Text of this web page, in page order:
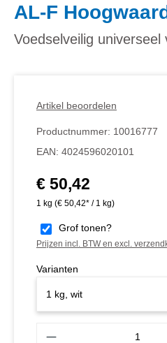
AL-F
Voedselveilig universeel
Artikel beoordelen
Productnummer: 10016777
EAN: 4024596020101
Normale prijs:
€ 50,42
1 kg (€ 50,42* / 1 kg)
Grof tonen?
Prijzen incl. BTW en excl.
Varianten